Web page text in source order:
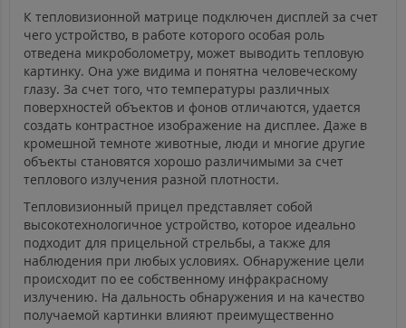
К тепловизионной матрице подключен дисплей за счет
чего устройство, в работе которого особая роль
отведена микроболометру, может выводить тепловую
картинку. Она уже видима и понятна человеческому
глазу. За счет того, что температуры различных
поверхностей объектов и фонов отличаются, удается
создать контрастное изображение на дисплее. Даже в
кромешной темноте животные, люди и многие другие
объекты становятся хорошо различимыми за счет
теплового излучения разной плотности.
Тепловизионный прицел представляет собой
высокотехнологичное устройство, которое идеально
подходит для прицельной стрельбы, а также для
наблюдения при любых условиях. Обнаружение цели
происходит по ее собственному инфракрасному
излучению. На дальность обнаружения и на качество
получаемой картинки влияют преимущественно